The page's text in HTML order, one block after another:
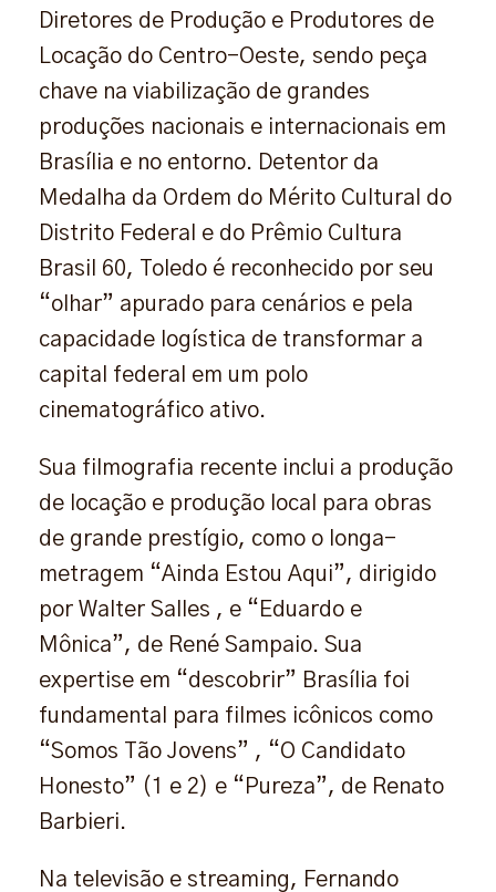
Diretores de Produção e Produtores de
Locação do Centro-Oeste, sendo peça
chave na viabilização de grandes
produções nacionais e internacionais em
Brasília e no entorno. Detentor da
Medalha da Ordem do Mérito Cultural do
Distrito Federal e do Prêmio Cultura
Brasil 60, Toledo é reconhecido por seu
“olhar” apurado para cenários e pela
capacidade logística de transformar a
capital federal em um polo
cinematográfico ativo.
Sua filmografia recente inclui a produção
de locação e produção local para obras
de grande prestígio, como o longa-
metragem “Ainda Estou Aqui”, dirigido
por Walter Salles , e “Eduardo e
Mônica”, de René Sampaio. Sua
expertise em “descobrir” Brasília foi
fundamental para filmes icônicos como
“Somos Tão Jovens” , “O Candidato
Honesto” (1 e 2) e “Pureza”, de Renato
Barbieri.
Na televisão e streaming, Fernando